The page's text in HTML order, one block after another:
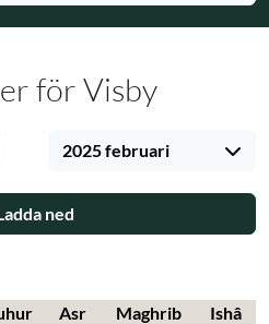
för Visby
2025 februari
ned
Asr Maghrib
Ishâ